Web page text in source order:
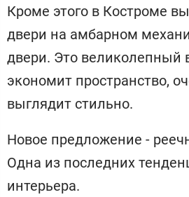
Кроме этого в Костроме
двери на амбарном
двери. Это великолепный
экономит пространство,
выглядит стильно.
Новое предложение -
Одна из последних
интерьера.